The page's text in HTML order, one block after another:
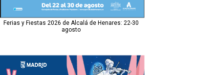
Ferias y Fiestas 2026 de Alcalá de Henares: 22-30
agosto